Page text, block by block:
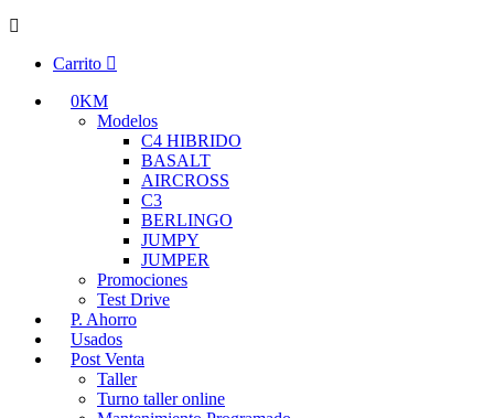
Carrito
0KM
Modelos
C4 HIBRIDO
BASALT
AIRCROSS
C3
BERLINGO
JUMPY
JUMPER
Promociones
Test Drive
P. Ahorro
Usados
Post Venta
Taller
Turno taller online